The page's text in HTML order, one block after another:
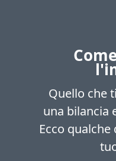
Quello che
una bilancia
Ecco